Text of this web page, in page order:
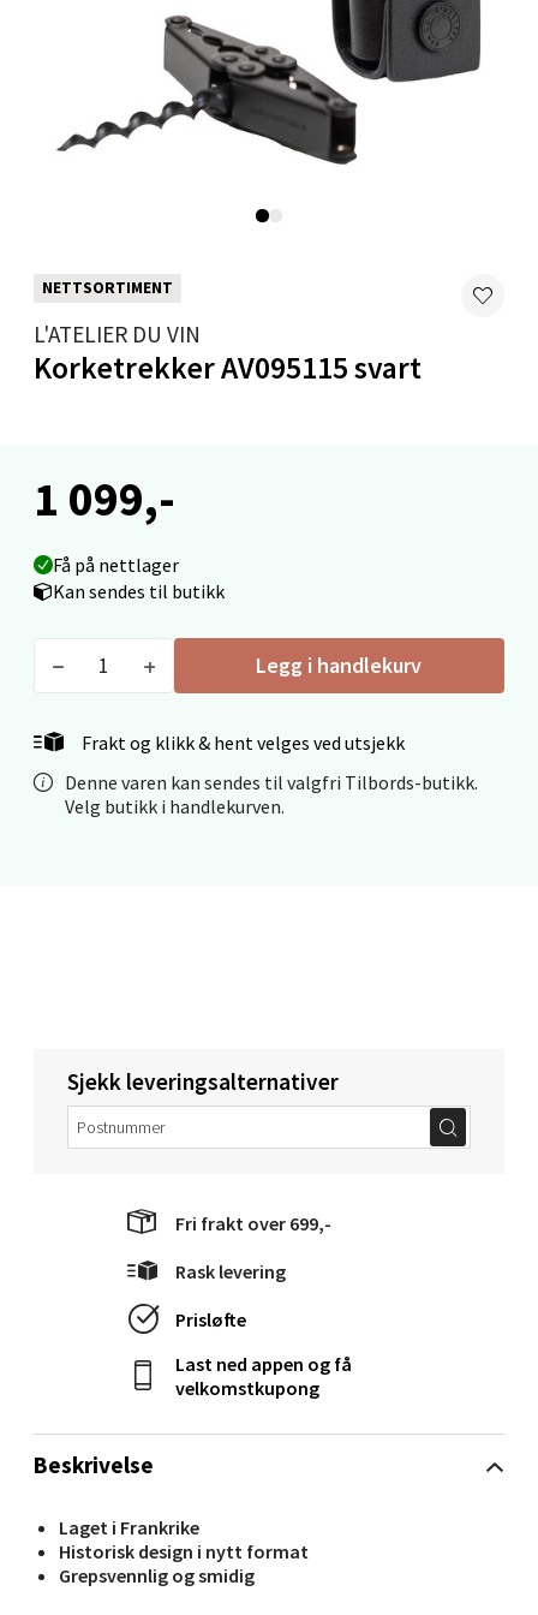
NETTSORTIMENT
L'ATELIER DU VIN
Korketrekker AV095115 svart
1 099,-
Få på nettlager
Kan sendes til butikk
Legg i handlekurv
Frakt og klikk & hent velges ved utsjekk
Denne varen kan sendes til valgfri Tilbords-butikk.
Velg butikk i handlekurven.
Beskrivelse
Laget i Frankrike
Historisk design i nytt format
Grepsvennlig og smidig
Sjekk leveringsalternativer
Fri frakt over 699,-
Rask levering
Prisløfte
Last ned appen og få
velkomstkupong
Levanger - Magneten
Moafjæra 14, 7606 Levanger
Åpent i dag 10-20
0 i butikk
Mandal - Alti Mandal
Mo i Rana - Thon Senter Mo i Rana
Fridtjof Nansensgate 22, 8622 Mo i Rana
0 i butikk
Velg
Molde - Moldetorget
Torget 1, 6413 Molde
Åpent i dag 10-20
0 i butikk
Narvik - Thon Senter Malmporten